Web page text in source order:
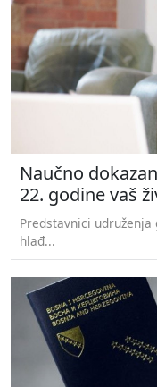
Naučno
22. godine vaš
Predstavnici
hlađ...